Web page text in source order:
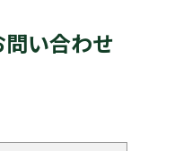
問い合わせ